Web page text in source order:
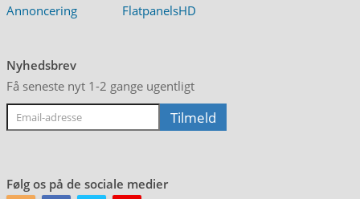
Annoncering
FlatpanelsHD
Nyhedsbrev
Få seneste nyt 1-2 gange ugentligt
Følg os på de sociale medier